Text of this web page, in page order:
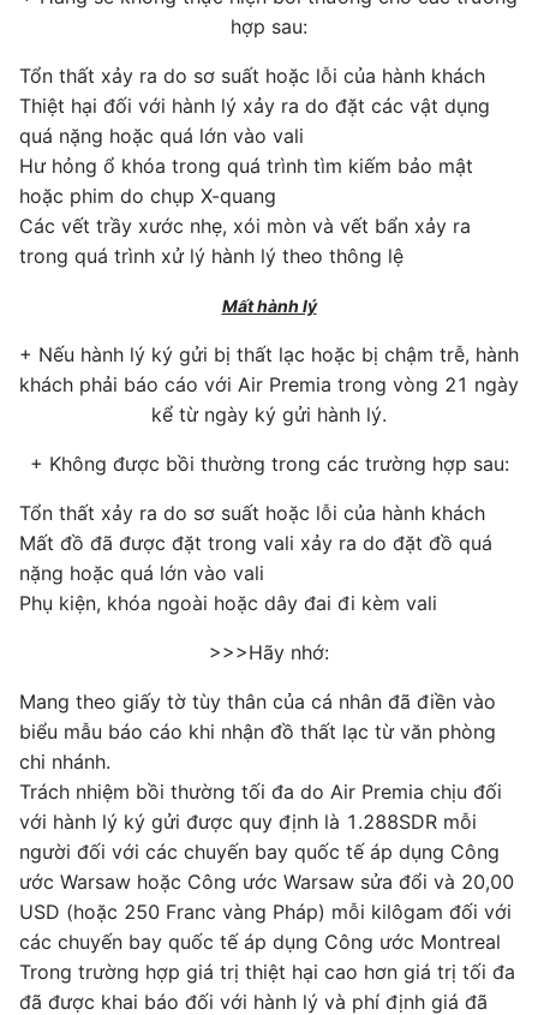
hợp sau:
Tổn thất xảy ra do sơ suất hoặc lỗi của hành khách
Thiệt hại đối với hành lý xảy ra do đặt các vật dụng
quá nặng hoặc quá lớn vào vali
Hư hỏng ổ khóa trong quá trình tìm kiếm bảo mật
hoặc phim do chụp X-quang
Các vết trầy xước nhẹ, xói mòn và vết bẩn xảy ra
trong quá trình xử lý hành lý theo thông lệ
Mất hành lý
+ Nếu hành lý ký gửi bị thất lạc hoặc bị chậm trễ, hành
khách phải báo cáo với Air Premia trong vòng 21 ngày
kể từ ngày ký gửi hành lý.
​+ Không được bồi thường trong các trường hợp sau:
Tổn thất xảy ra do sơ suất hoặc lỗi của hành khách
Mất đồ đã được đặt trong vali xảy ra do đặt đồ quá
nặng hoặc quá lớn vào vali
Phụ kiện, khóa ngoài hoặc dây đai đi kèm vali
>>>Hãy nhớ:
Mang theo giấy tờ tùy thân của cá nhân đã điền vào
biểu mẫu báo cáo khi nhận đồ thất lạc từ văn phòng
chi nhánh.
Trách nhiệm bồi thường tối đa do Air Premia chịu đối
với hành lý ký gửi được quy định là 1.288SDR mỗi
người đối với các chuyến bay quốc tế áp dụng Công
ước Warsaw hoặc Công ước Warsaw sửa đổi và 20,00
USD (hoặc 250 Franc vàng Pháp) mỗi kilôgam đối với
các chuyến bay quốc tế áp dụng Công ước Montreal
Trong trường hợp giá trị thiệt hại cao hơn giá trị tối đa
đã được khai báo đối với hành lý và phí định giá đã